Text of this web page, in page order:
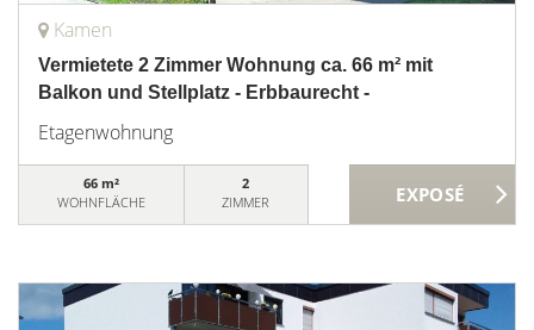
Kamen
Vermietete 2 Zimmer Wohnung ca. 66 m² mit
Balkon und Stellplatz - Erbbaurecht -
Etagenwohnung
66 m²
WOHNFLÄCHE
2
ZIMMER